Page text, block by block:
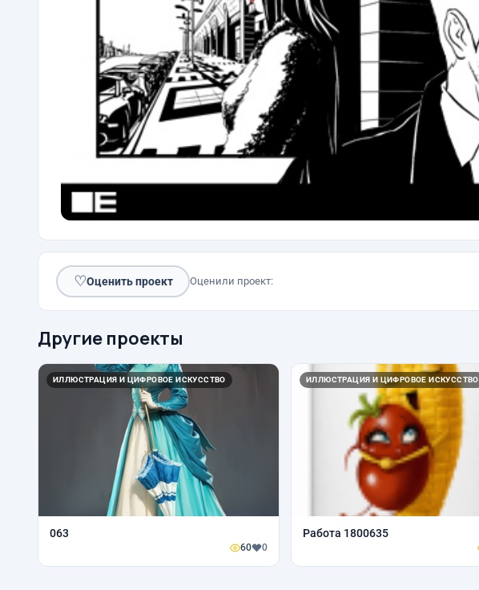
♡Оценить проект Оценили проект:
Другие проекты
ИЛЛЮСТРАЦИЯ И ЦИФРОВОЕ ИСКУССТВО
063
60 0
ИЛЛЮСТРАЦИЯ И ЦИФРОВОЕ ИСКУССТВО
Работа 1800635